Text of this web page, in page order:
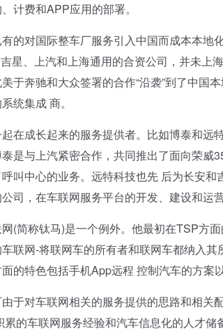
计费和APP应用的部署。
对国际整车厂服务引入中国而成本本地
星、上汽和上海通用的合资公司，并未上
于奔驰和大众签署的合作“沿袭”到了中国
统集成 商。
成长起来的服务提供者。比如博泰和远
是与上汽紧密合作，共同推出了面向荣威
叫中心的业务。远特科技也先 后为长安
司，在车联网服务平台的开发、建设和运
称钛马)是一个例外。他最初在TSP方面
联网-将联网车的所有者和联网车都纳入
的特色包括手机App远程 控制汽车的方案
对车联网相关的服务提供的思路和相关
的车联网服务经验和汽车信息化的人才